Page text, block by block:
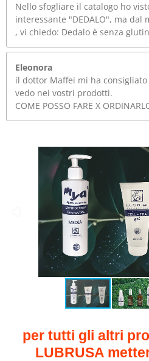
Nello sfogliare il catalogo ho
interessante "DEDALO", ma dal
, vi chiedo: Dedalo è senza
Eleonora
il dottor Maffei mi ha consigliato
vedo nei vostri prodotti.
COME POSSO FARE X
per tutti gli altri
LUBRUSA